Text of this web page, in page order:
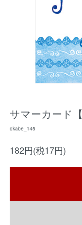
サマーカード
okabe_145
182円(税17円)